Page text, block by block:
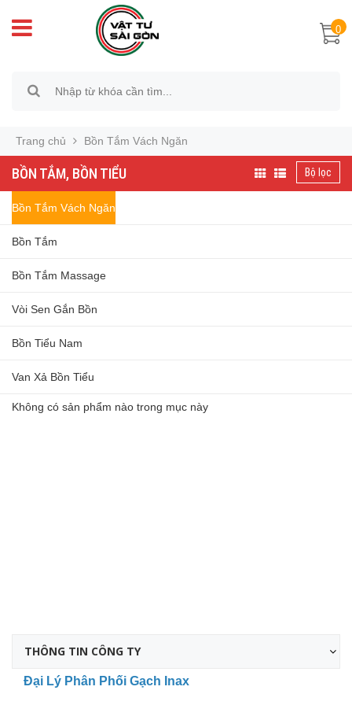
0
Trang chủ Bồn Tắm Vách Ngăn
BỒN TẮM, BỒN TIỂU Bộ lọc
Bồn Tắm Vách Ngăn
Bồn Tắm
Bồn Tắm Massage
Vòi Sen Gắn Bồn
Bồn Tiểu Nam
Van Xả Bồn Tiểu
Không có sản phẩm nào trong mục này
THÔNG TIN CÔNG TY
Đại Lý Phân Phối Gạch Inax